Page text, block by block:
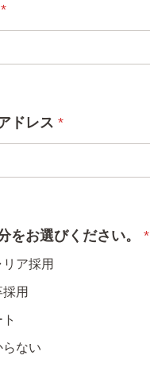
*
ドレス*
をお選びください。*
リア採用
用
らない